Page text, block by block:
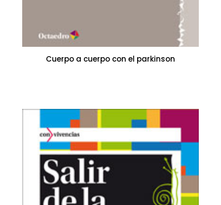
Cuerpo a cuerpo con el parkinson